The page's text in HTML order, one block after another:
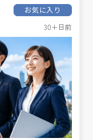
お気に入り
30+日前